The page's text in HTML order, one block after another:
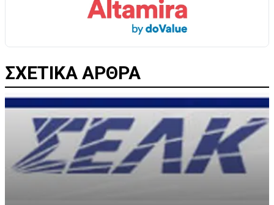
ΣΧΕΤΙΚΑ ΑΡΘΡΑ